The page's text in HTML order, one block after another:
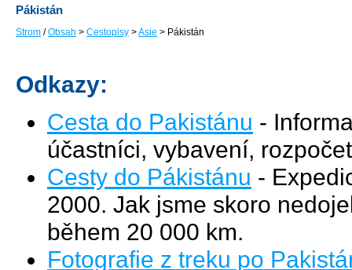
Pákistán
Strom /Obsah > Cestopisy >Asie > Pákistán
Odkazy:
Cesta do Pakistánu -
účastníci, vybavení,
Cesty do Pákistánu -
2000. Jak jsme skoro
během 20 000 km.
Fotografie z treku po